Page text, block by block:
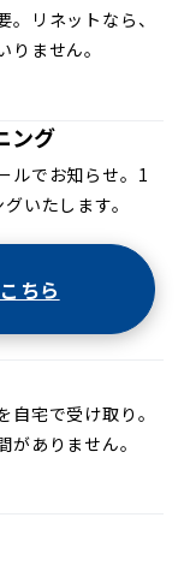
。リネットなら、
ません。
ング
ルでお知らせ。1
いたします。
ちら
自宅で受け取り。
がありません。